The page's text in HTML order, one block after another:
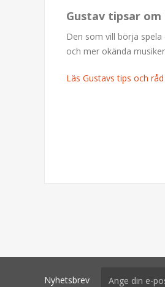
Gustav tipsar
Den som vill börja
och mer okända
Läs Gustavs tips och
Nyhetsbrev